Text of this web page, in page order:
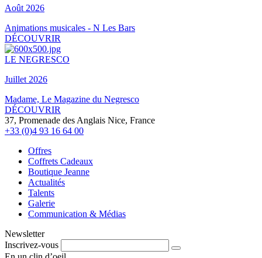
Août 2026
Animations musicales - N Les Bars
DÉCOUVRIR
LE NEGRESCO
Juillet 2026
Madame, Le Magazine du Negresco
DÉCOUVRIR
37, Promenade des Anglais Nice, France
+33 (0)4 93 16 64 00
Offres
Coffrets Cadeaux
Boutique Jeanne
Actualités
Talents
Galerie
Communication & Médias
Newsletter
Inscrivez-vous